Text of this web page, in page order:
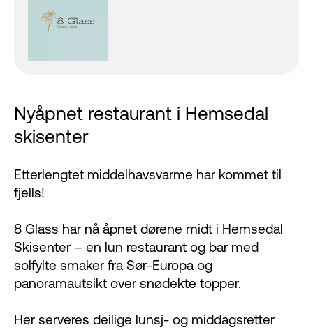
Nyåpnet restaurant i Hemsedal
skisenter
Etterlengtet middelhavsvarme har kommet til
fjells!
8 Glass har nå åpnet dørene midt i Hemsedal
Skisenter – en lun restaurant og bar med
solfylte smaker fra Sør-Europa og
panoramautsikt over snødekte topper.
Her serveres deilige lunsj- og middagsretter